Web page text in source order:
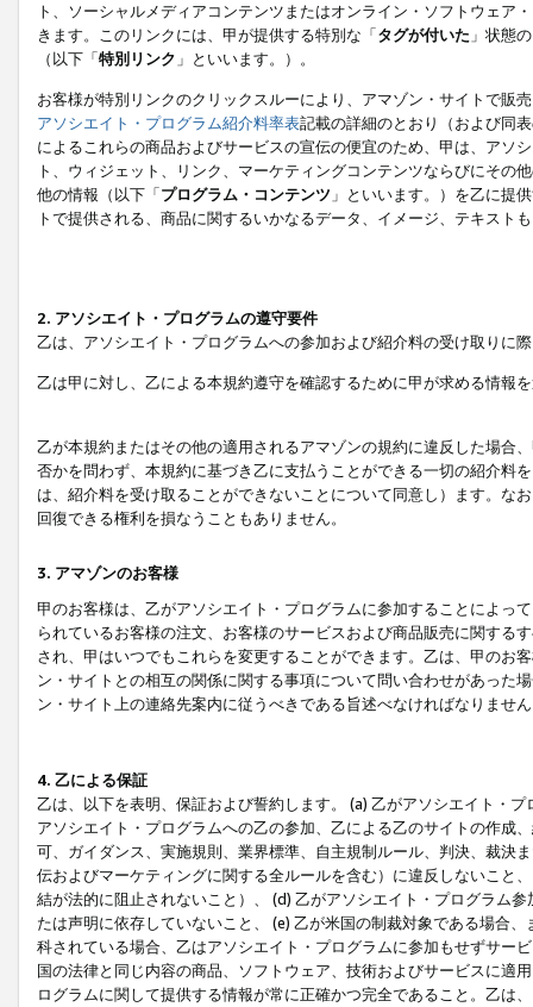
ト、ソーシャルメディアコンテンツまたはオンライン・ソフトウェア
きます。このリンクには、甲が提供する特別な「タグが付いた 」状態
（以下「特別リンク 」といいます。）。
お客様が特別リンクのクリックスルーにより、アマゾン・サイトで販
アソシエイト・プログラム紹介料率表記載の詳細のとおり（および同
によるこれらの商品およびサービスの宣伝の便宜のため、甲は、アソ
ト、ウィジェット、リンク、マーケティングコンテンツならびにその
他の情報（以下「プログラム・コンテンツ 」といいます。）を乙に提
トで提供される、商品に関するいかなるデータ、イメージ、テキス
2. アソシエイト・プログラムの遵守要件
乙は、アソシエイト・プログラムへの参加および紹介料の受け取りに
乙は甲に対し、乙による本規約遵守を確認するために甲が求める情報
乙が本規約またはその他の適用されるアマゾンの規約に違反した場合
否かを問わず、本規約に基づき乙に支払うことができる一切の紹介料
は、紹介料を受け取ることができないことについて同意し）ます。な
回復できる権利を損なうこともありません。
3. アマゾンのお客様
甲のお客様は、乙がアソシエイト・プログラムに参加することによっ
られているお客様の注文、お客様のサービスおよび商品販売に関する
され、甲はいつでもこれらを変更することができます。乙は、甲のお
ン・サイトとの相互の関係に関する事項について問い合わせがあった
ン・サイト上の連絡先案内に従うべきである旨述べなければなりませ
4. 乙による保証
乙は、以下を表明、保証および誓約します。 (a) 乙がアソシエイト・
アソシエイト・プログラムへの乙の参加、乙による乙のサイトの作成
可、ガイダンス、実施規則、業界標準、自主規制ルール、判決、裁決
伝およびマーケティングに関する全ルールを含む）に違反しないこと
結が法的に阻止されないこと）、 (d) 乙がアソシエイト・プログラム
たは声明に依存していないこと、 (e) 乙が米国の制裁対象である場合
科されている場合、乙はアソシエイト・プログラムに参加もせずサー
国の法律と同じ内容の商品、ソフトウェア、技術およびサービスに適
ログラムに関して提供する情報が常に正確かつ完全であること。乙は